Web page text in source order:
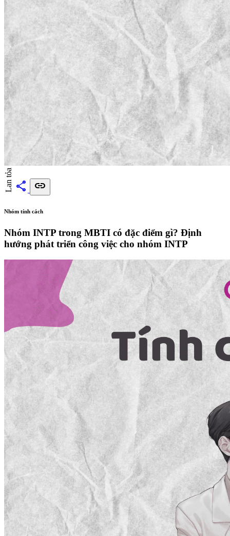
Lan tỏa share link
Nhóm tính cách
Nhóm INTP trong MBTI có đặc điểm gì? Định
hướng phát triển công việc cho nhóm INTP